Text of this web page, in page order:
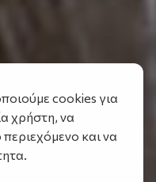
cookies για
χρήστη, να
και να